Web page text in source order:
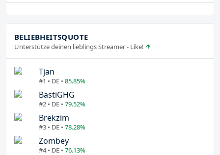
BELIEBHEITSQUOTE
Unterstütze deinen lieblings Streamer - Like!
Tjan
#1 • DE • 85.85%
BastiGHG
#2 • DE • 79.52%
Brekzim
#3 • DE • 78.28%
Zombey
#4 • DE • 76.13%